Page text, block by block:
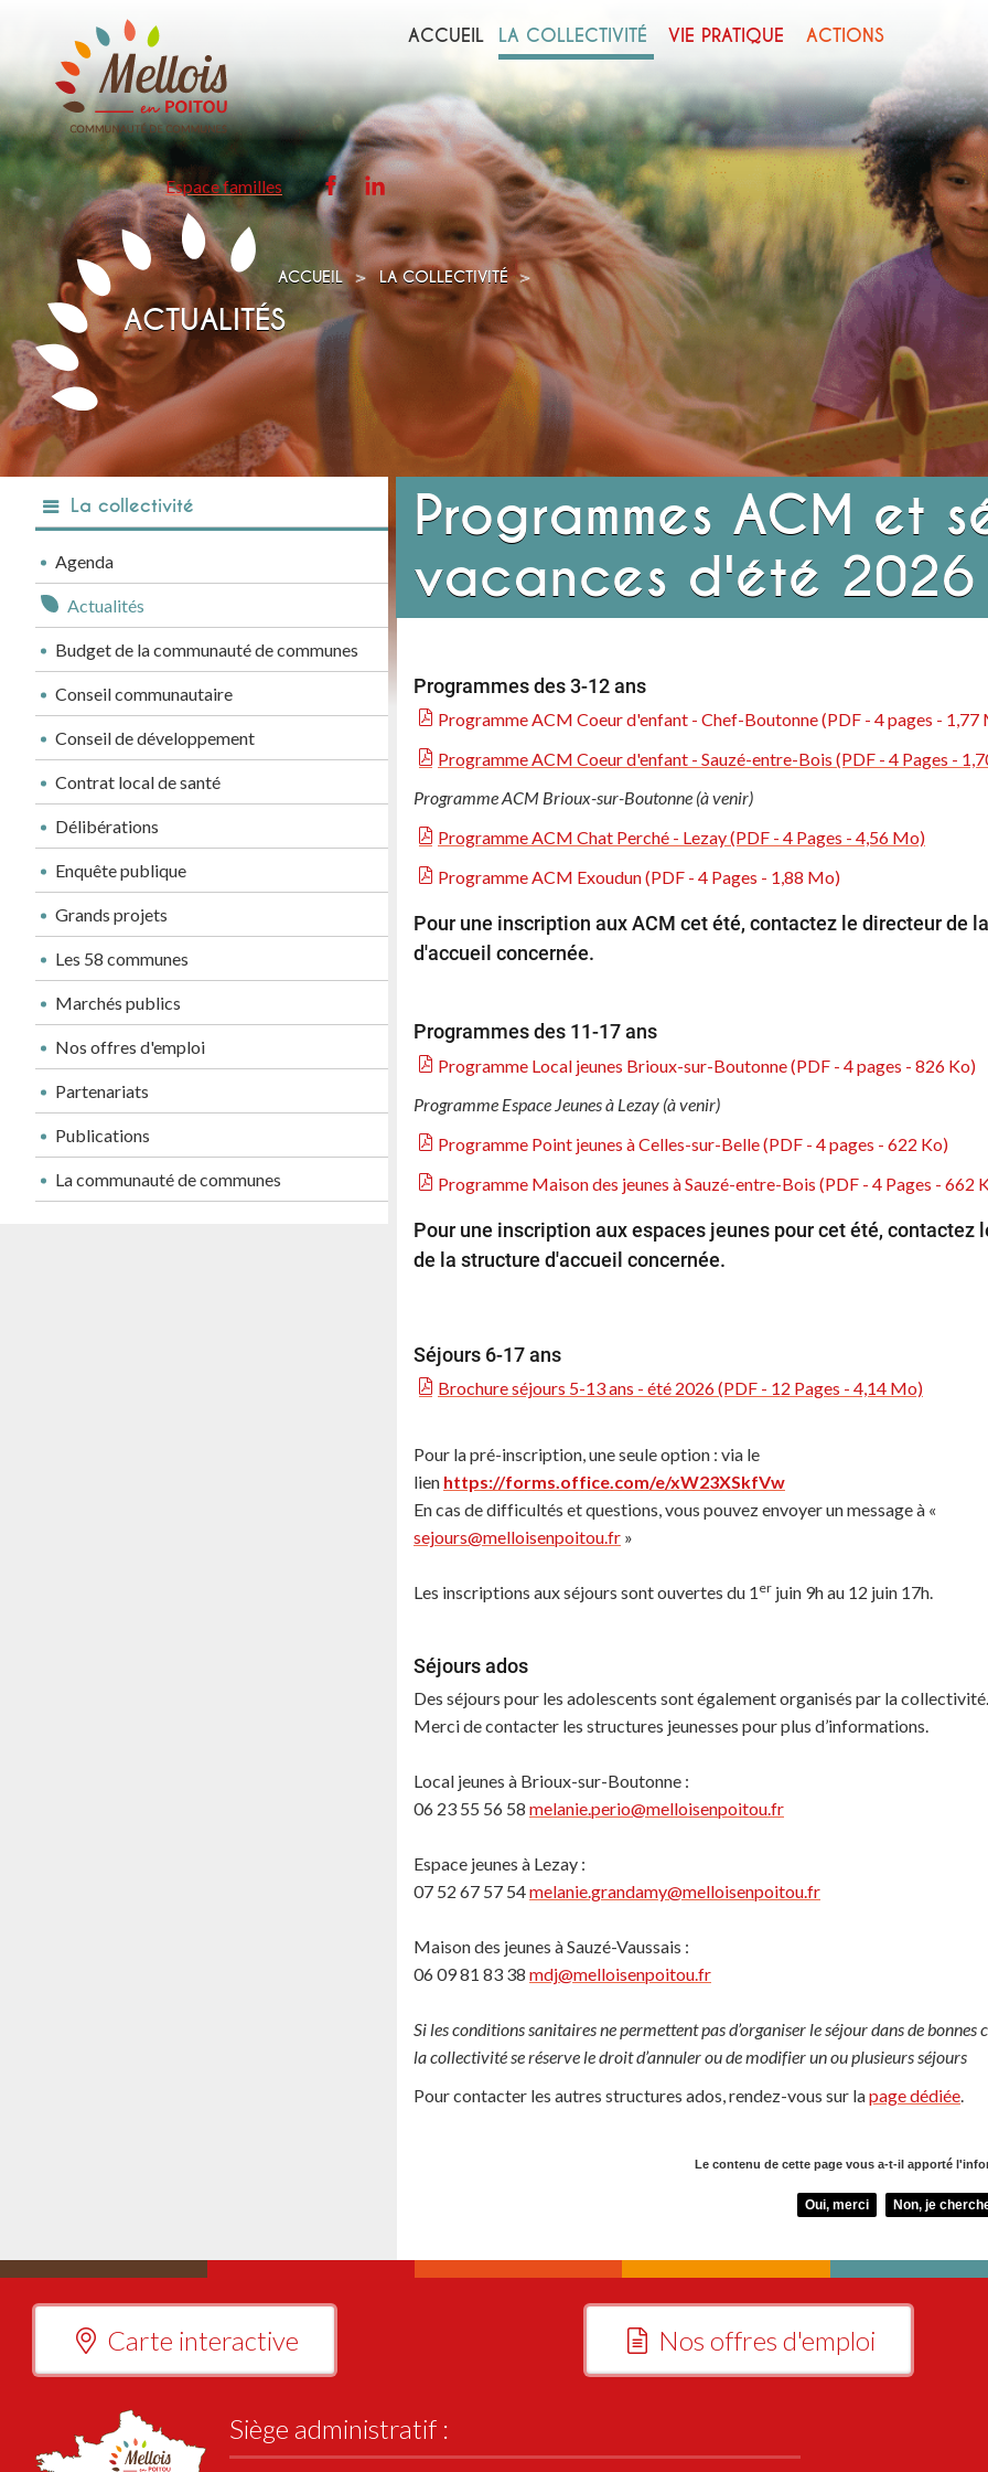
ACCUEIL LA COLLECTIVITÉ VIE PRATIQUE ACTIONS
Espace familles
Page
Facebook
Page
Linkedin
ACCUEIL > LA COLLECTIVITÉ >
ACTUALITÉS
La collectivité
Agenda
Actualités
Budget de la communauté de communes
Conseil communautaire
Conseil de développement
Contrat local de santé
Délibérations
Enquête publique
Grands projets
Les 58 communes
Marchés publics
Nos offres d'emploi
Partenariats
Publications
La communauté de communes
Programmes ACM et
vacances d'été 2026
Programmes des 3-12 ans
Programme ACM Coeur d'enfant - Chef-Boutonne (PDF - 4 pages - 1,77
Programme ACM Coeur d'enfant - Sauzé-entre-Bois (PDF - 4 Pages -
Programme ACM Brioux-sur-Boutonne (à venir)
Programme ACM Chat Perché - Lezay (PDF - 4 Pages - 4,56 Mo)
Programme ACM Exoudun (PDF - 4 Pages - 1,88 Mo)
Pour une inscription aux ACM cet été, contactez le directeur de
d'accueil concernée.
Programmes des 11-17 ans
Programme Local jeunes Brioux-sur-Boutonne (PDF - 4 pages - 826 Ko)
Programme Espace Jeunes à Lezay (à venir)
Programme Point jeunes à Celles-sur-Belle (PDF - 4 pages - 622 Ko)
Programme Maison des jeunes à Sauzé-entre-Bois (PDF - 4 Pages - 662
Pour une inscription aux espaces jeunes pour cet été, contactez
de la structure d'accueil concernée.
Séjours 6-17 ans
Brochure séjours 5-13 ans - été 2026 (PDF - 12 Pages - 4,14 Mo)
Pour la pré-inscription, une seule option : via le
lien https://forms.office.com/e/xW23XSkfVw
En cas de difficultés et questions, vous pouvez envoyer un message à «
sejours@melloisenpoitou.fr »
Les inscriptions aux séjours sont ouvertes du 1 er juin 9h au 12 juin 17h.
Séjours ados
Des séjours pour les adolescents sont également organisés par la collectivité.
Merci de contacter les structures jeunesses pour plus d’informations.
Local jeunes à Brioux-sur-Boutonne :
06 23 55 56 58 melanie.perio@melloisenpoitou.fr
Espace jeunes à Lezay :
07 52 67 57 54melanie.grandamy@melloisenpoitou.fr
Maison des jeunes à Sauzé-Vaussais :
06 09 81 83 38 mdj@melloisenpoitou.fr
Si les conditions sanitaires ne permettent pas d’organiser le séjour dans de bonnes
la collectivité se réserve le droit d’annuler ou de modifier un ou plusieurs séjours
Pour contacter les autres structures ados, rendez-vous sur lapage dédiée.
Le contenu de cette page vous a-t-il apporté
Oui, merci Non, je
Carte interactive Nos offres d'emploi
Siège administratif :